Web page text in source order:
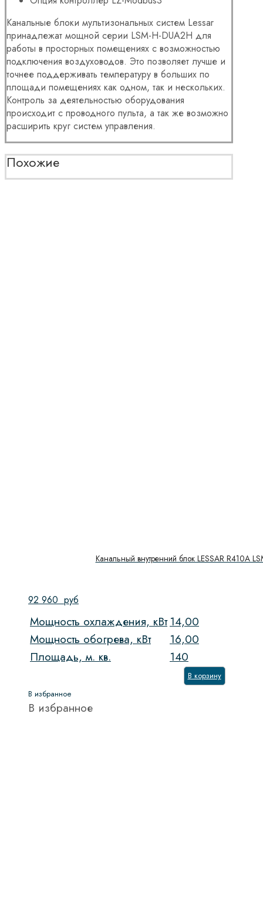
Канальные блоки мультизональных систем Lessar
принадлежат мощной серии LSM-H-DUA2H для
работы в просторных помещениях с возможностью
подключения воздуховодов. Это позволяет лучше и
точнее поддерживать температуру в больших по
площади помещениях как одном, так и нескольких.
Контроль за деятельностью оборудования
происходит с проводного пульта, а так же возможно
расширить круг систем управления.
Похожие
Канальный внутренний блок LESSAR R410A
92 960 руб
Мощность охлаждения, кВт14,00
Мощность обогрева, кВт
16,00
Площадь, м. кв.
140
В корзину
В избранное
В избранное